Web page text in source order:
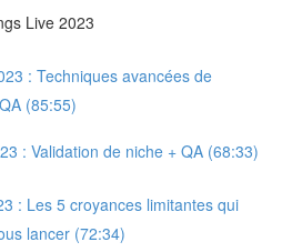
Live 2023
: Techniques avancées de
(85:55)
: Validation de niche + QA (68:33)
: Les 5 croyances limitantes qui
lancer (72:34)